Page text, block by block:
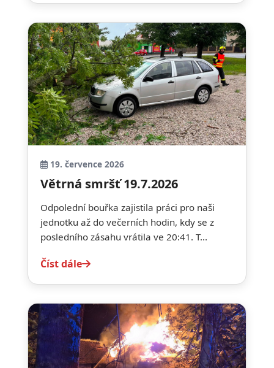
19. července 2026
Větrná smršť 19.7.2026
Odpolední bouřka zajistila práci pro naši
jednotku až do večerních hodin, kdy se z
posledního zásahu vrátila ve 20:41. T...
Číst dále